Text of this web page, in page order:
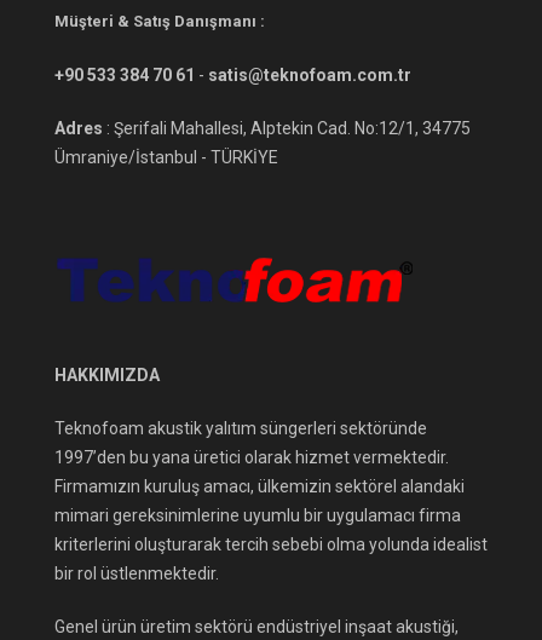
Müşteri & Satış Danışmanı :
+90 533 384 70 61 - satis@teknofoam.com.tr
Adres : Şerifali Mahallesi, Alptekin Cad. No:12/1, 34775
Ümraniye/İstanbul - TÜRKİYE
HAKKIMIZDA
Teknofoam akustik yalıtım süngerleri sektöründe
1997’den bu yana üretici olarak hizmet vermektedir.
Firmamızın kuruluş amacı, ülkemizin sektörel alandaki
mimari gereksinimlerine uyumlu bir uygulamacı firma
kriterlerini oluşturarak tercih sebebi olma yolunda idealist
bir rol üstlenmektedir.
Genel ürün üretim sektörü endüstriyel inşaat akustiği,